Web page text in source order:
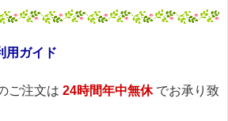
用ガイド
ご注文は 24時間年中無休でお承り致